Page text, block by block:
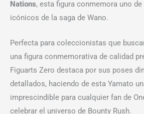
Nations, esta figura conmemora uno
icónicos de la saga de Wano.
Perfecta para coleccionistas que
una figura conmemorativa de calidad
Figuarts Zero destaca por sus poses
detallados, haciendo de esta Yamato
imprescindible para cualquier fan de
celebrar el universo de Bounty Rush.